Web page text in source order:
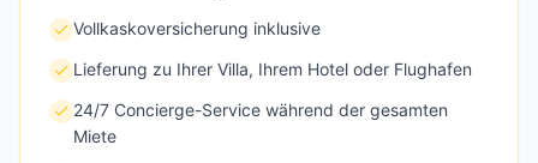
Vollkaskoversicherung inklusive
Lieferung zu Ihrer Villa, Ihrem Hotel oder Flughafen
24/7 Concierge-Service während der gesamten
Miete